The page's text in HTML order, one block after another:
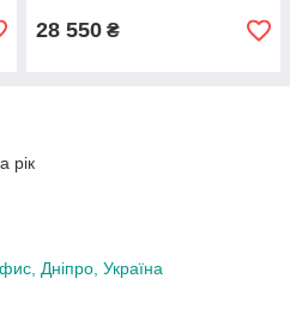
28 550 ₴
рік
Дніпро, Україна